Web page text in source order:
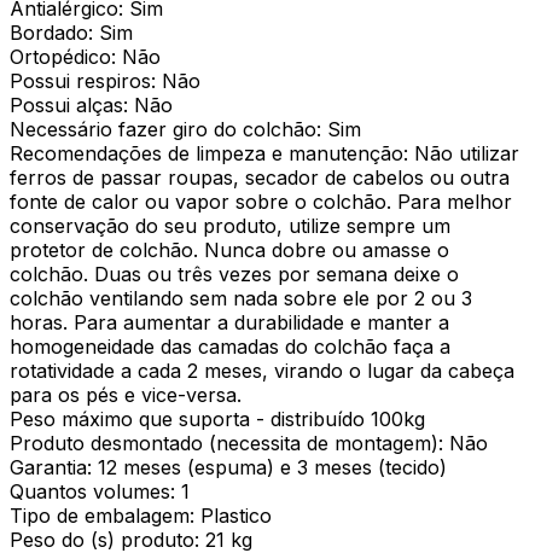
Antialérgico: Sim
Bordado: Sim
Ortopédico: Não
Possui respiros: Não
Possui alças: Não
Necessário fazer giro do colchão: Sim
Recomendações de limpeza e manutenção: Não utilizar
ferros de passar roupas, secador de cabelos ou outra
fonte de calor ou vapor sobre o colchão. Para melhor
conservação do seu produto, utilize sempre um
protetor de colchão. Nunca dobre ou amasse o
colchão. Duas ou três vezes por semana deixe o
colchão ventilando sem nada sobre ele por 2 ou 3
horas. Para aumentar a durabilidade e manter a
homogeneidade das camadas do colchão faça a
rotatividade a cada 2 meses, virando o lugar da cabeça
para os pés e vice-versa.
Peso máximo que suporta - distribuído 100kg
Produto desmontado (necessita de montagem): Não
Garantia: 12 meses (espuma) e 3 meses (tecido)
Quantos volumes: 1
Tipo de embalagem: Plastico
Peso do (s) produto: 21 kg